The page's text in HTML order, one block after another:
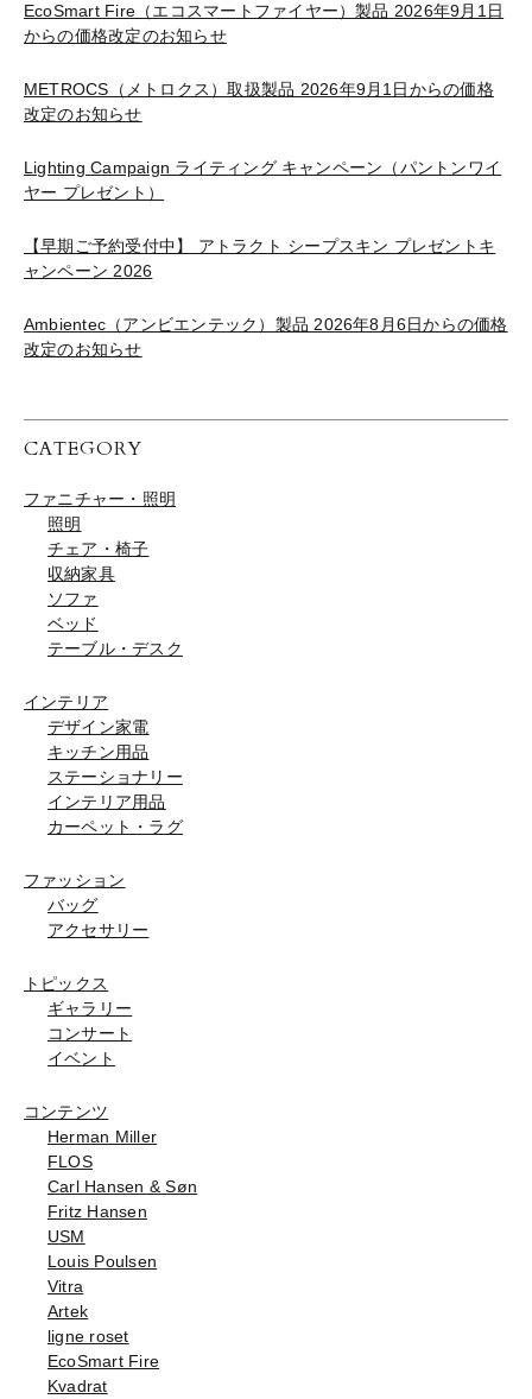
EcoSmart Fire（エコスマートファイヤー）製品 2026年9月1日
からの価格改定のお知らせ
METROCS（メトロクス）取扱製品 2026年9月1日からの価格
改定のお知らせ
Lighting Campaign ライティング キャンペーン（パントンワイ
ヤー プレゼント）
【早期ご予約受付中】 アトラクト シープスキン プレゼントキ
ャンペーン 2026
Ambientec（アンビエンテック）製品 2026年8月6日からの価格
改定のお知らせ
CATEGORY
ファニチャー・照明
照明
チェア・椅子
収納家具
ソファ
ベッド
テーブル・デスク
インテリア
デザイン家電
キッチン用品
ステーショナリー
インテリア用品
カーペット・ラグ
ファッション
バッグ
アクセサリー
トピックス
ギャラリー
コンサート
イベント
コンテンツ
Herman Miller
FLOS
Carl Hansen & Søn
Fritz Hansen
USM
Louis Poulsen
Vitra
Artek
ligne roset
EcoSmart Fire
Kvadrat